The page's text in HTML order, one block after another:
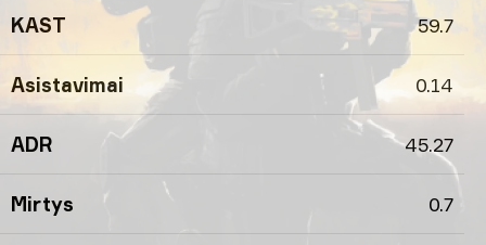
KAST 59.7
Asistavimai 0.14
ADR 45.27
Mirtys 0.7